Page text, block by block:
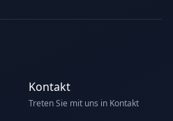
Kontakt
Treten Sie mit uns in Kontakt